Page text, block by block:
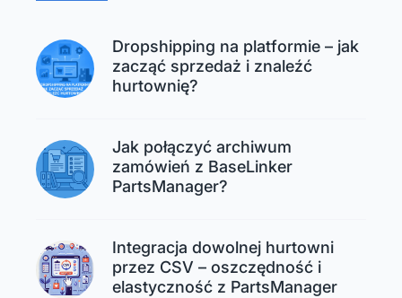
Dropshipping na platformie – jak
zacząć sprzedaż i znaleźć
hurtownię?
Jak połączyć archiwum
zamówień z BaseLinker
PartsManager?
Integracja dowolnej hurtowni
przez CSV – oszczędność i
elastyczność z PartsManager